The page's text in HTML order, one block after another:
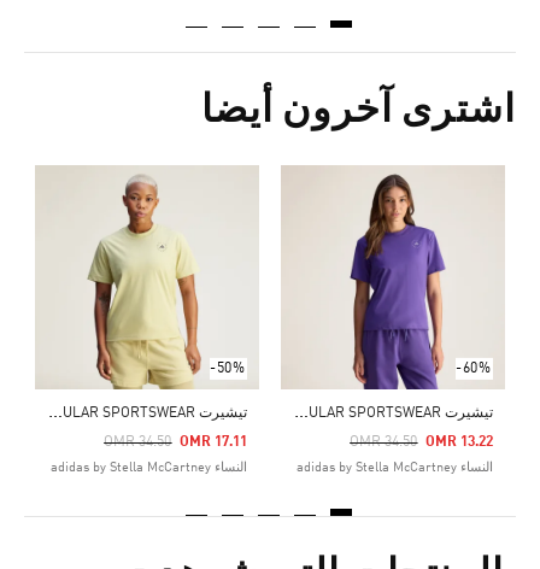
اشترى آخرون أيضا
-60%
ت
يشيرت ADIDAS BY STELLA MCCARTNEY TRUECASUALS REGULAR SPORTSWEAR
Price Reduced From
OMR 34.50
To OMR 13.22
النساء adidas by Stella McCartney
-50%
ت
يشيرت ADIDAS BY STELLA MCCARTNEY TRUECASUALS REGULAR SPORTSWEAR
Price Reduced From
OMR 34.50
To OMR 17.11
النساء adidas by Stella McCartney
Price Reduced From